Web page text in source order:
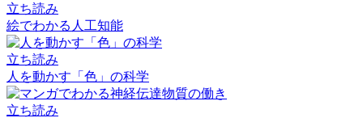
立ち読み
絵でわかる人工知能
立ち読み
人を動かす「色」の科学
立ち読み